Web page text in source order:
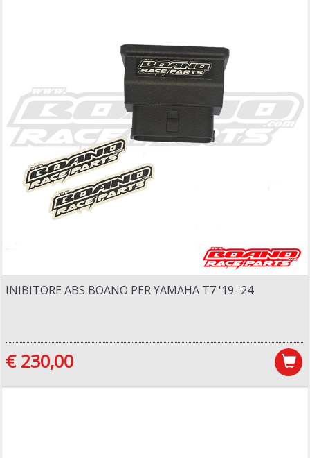
INIBITORE ABS BOANO PER YAMAHA T7 '19-'24
€ 230,00